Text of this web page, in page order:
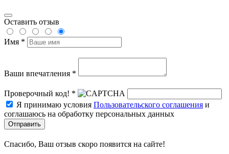
Оставить отзыв
Имя *
Ваши впечатления *
Проверочный код! *
Я принимаю условия Пользовательского соглашения и
соглашаюсь на обработку персональных данных
Отправить
Спасибо, Ваш отзыв скоро появится на сайте!